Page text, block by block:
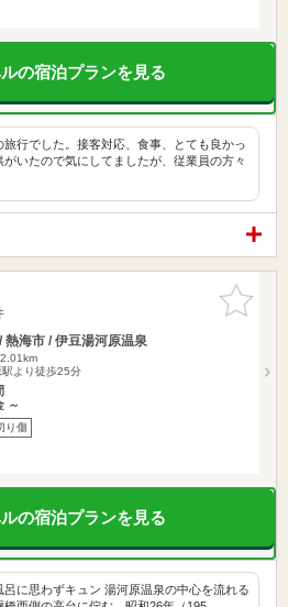
の宿泊プランを見る
旅行でした。接客対応、食事、とても良かっ
いたので気にしてましたが、従業員の方々
お気に入
りに追加
熱海市 / 伊豆湯河原温泉
駅より徒歩25分
～
り傷
の宿泊プランを見る
に思わずキュン 湯河原温泉の中心を流れる